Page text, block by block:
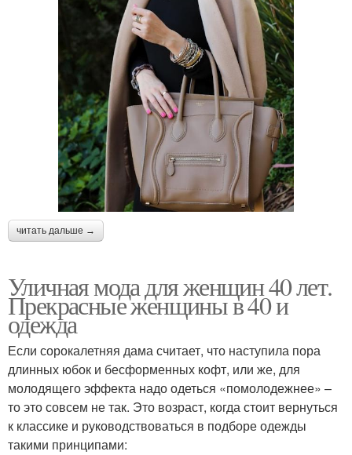
читать дальше →
Уличная мода для женщин 40 лет.
Прекрасные женщины в 40 и
одежда
Если сорокалетняя дама считает, что наступила пора
длинных юбок и бесформенных кофт, или же, для
молодящего эффекта надо одеться «помолодежнее» –
то это совсем не так. Это возраст, когда стоит вернуться
к классике и руководствоваться в подборе одежды
такими принципами: